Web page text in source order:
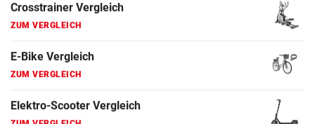
ZUM VERGLEICH
ZUM VERGLEICH
ZUM VERGLEICH